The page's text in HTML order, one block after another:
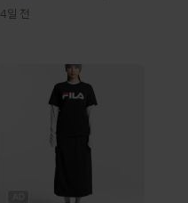
4일 전